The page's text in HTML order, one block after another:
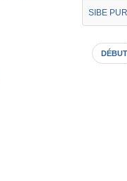
SIBE
DÉBUT